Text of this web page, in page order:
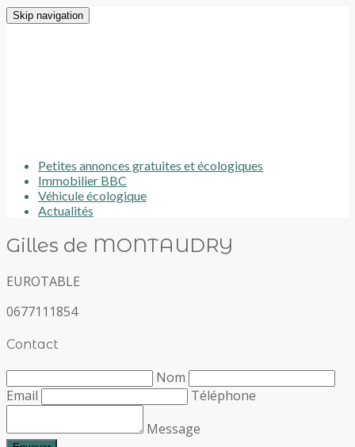
Skip navigation
Petites annonces gratuites et écologiques
Immobilier BBC
Véhicule écologique
Actualités
Gilles de MONTAUDRY
EUROTABLE
0677111854
Contact
Nom
Email
Téléphone
Message